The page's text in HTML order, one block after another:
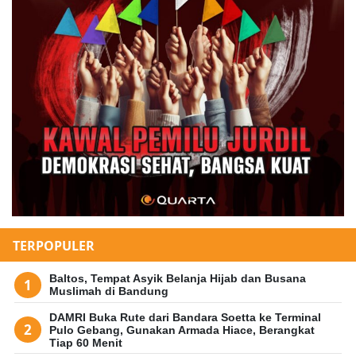
TERPOPULER
Baltos, Tempat Asyik Belanja Hijab dan Busana
Muslimah di Bandung
DAMRI Buka Rute dari Bandara Soetta ke Terminal
Pulo Gebang, Gunakan Armada Hiace, Berangkat
Tiap 60 Menit